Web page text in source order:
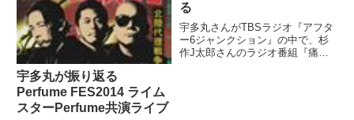
宇多丸が振り返る
Perfume FES2014 ライム
スターPerfume共演ライブ
る
宇多丸さんがTBSラジオ『アフタ
ー6ジャンクション』の中で、杉
作J太郎さんのラジオ番組『痛